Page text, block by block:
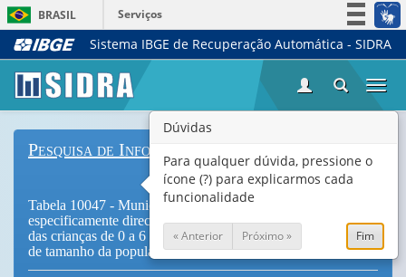
BRASIL
Serviços
Simplifique!
Acesso à informação
Canais
Sistema IBGE de Recuperação Automática - SIDRA
Pesquisa de Informações Básicas Municipais
Tabela 10047 - Municípios com política ou programa
especificamente direcionados à promoção e defesa de direitos
das crianças de 0 a 6 anos, por ações ou medidas e por classe
de tamanho da população do município
Dúvidas
Para qualquer dúvida, pressione o
ícone (?) para explicarmos cada
funcionalidade
« Anterior Próximo » Fim